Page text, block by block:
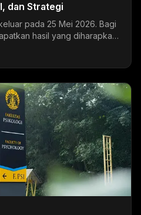
dan Strategi
pada 25 Mei 2026. Bagi
hasil yang diharapkan,